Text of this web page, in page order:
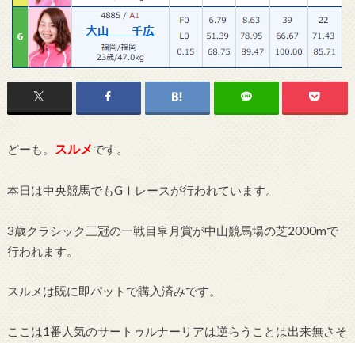
どーも。 スルメです。
本日は中央競馬でもGⅠレースが行われています。
3歳クラシック三冠の一戦目皐月賞が中山競馬場の芝2000mで
行われます。
スルメは既に即パットで購入済みです。
ここは1番人気のサートゥルナーリアは逆らうことは出来無さそ